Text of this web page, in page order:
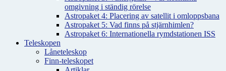
omgivning i ständig rörelse
Astropaket 4: Placering av satellit i omloppsbana
Astropaket 5: Vad finns på stjärnhimlen?
Astropaket 6: Internationella rymdstationen ISS
Teleskopen
Låneteleskop
Finn-teleskopet